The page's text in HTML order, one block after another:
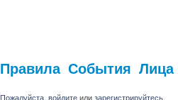
Правила События Лица
. Пожалуйста,войдите илизарегистрируйтесь